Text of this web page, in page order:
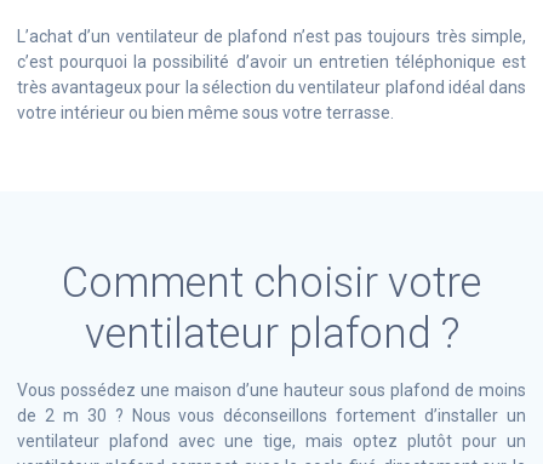
L’achat d’un ventilateur de plafond n’est pas toujours très simple,
c’est pourquoi la possibilité d’avoir un entretien téléphonique est
très avantageux pour la sélection du ventilateur plafond idéal dans
votre intérieur ou bien même sous votre terrasse.
Comment choisir votre
ventilateur plafond ?
Vous possédez une maison d’une hauteur sous plafond de moins
de 2 m 30 ? Nous vous déconseillons fortement d’installer un
ventilateur plafond avec une tige, mais optez plutôt pour un